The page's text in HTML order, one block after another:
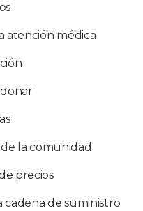
atención médica
la comunidad
precios
cadena de suministro